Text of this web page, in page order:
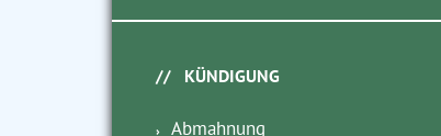
KÜNDIGUNG
Abmahnung